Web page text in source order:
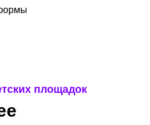
площадок